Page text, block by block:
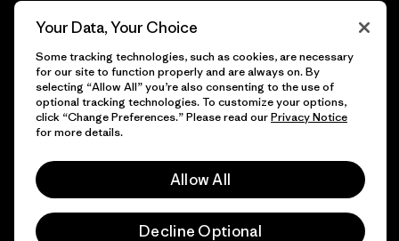
© 2026 Patagonia, Inc. Todos los derechos reservados.
Your Data, Your Choice
Some tracking technologies, such as cookies, are necessary
for our site to function properly and are always on. By
selecting “Allow All” you’re also consenting to the use of
optional tracking technologies. To customize your options,
click “Change Preferences.” Please read ourPrivacy Notice
for more details.
Allow All
Decline Optional